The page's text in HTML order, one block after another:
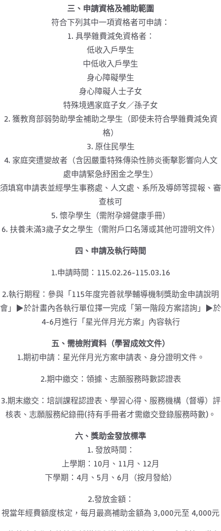
三、申請資格及補助範圍
符合下列其中一項資格者可申請：
1. 具學雜費減免資格者：
低收入戶學生
中低收入戶學生
身心障礙學生
身心障礙人士子女
特殊境遇家庭子女／孫子女
2. 獲教育部弱勢助學金補助之學生（即使未符合學雜費減免資
格）
3. 原住民學生
4. 家庭突遭變故者（含因嚴重特殊傳染性肺炎衝擊影響向人文
處申請緊急紓困金之學生）
須填寫申請表並經學生事務處、人文處、系所及導師等提報、審
查核可
5. 懷孕學生（需附孕婦健康手冊）
6. 扶養未滿3歲子女之學生（需附戶口名簿或其他可證明文件）
四、申請及執行時間
1.申請時間：115.02.26-115.03.16
2.執行期程：參與「115年度完善就學輔導機制獎助金申請說明
會」▶於計畫內各執行單位擇一完成「第一階段方案諮詢」▶於
4-6月進行「星光伴月光方案」內容執行
五、需檢附資料（學習成效文件）
1.期初申請：星光伴月光方案申請表、身分證明文件。
2.期中繳交：領據、志願服務時數認證表
3.期末繳交：培訓課程認證表、學習心得、服務機構（督導）評
核表、志願服務紀錄冊(持有手冊者才需繳交登錄服務時數)。
六、獎助金發放標準
1. 發放時間：
上學期：10月、11月、12月
下學期：4月、5月、6月（按月發給）
2.發放金額：
視當年經費額度核定，每月最高補助金額為 3,000元至 4,000元